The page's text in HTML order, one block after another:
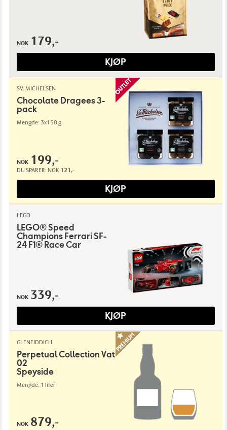
NOK 179,-
KJØP
SV. MICHELSEN
Chocolate Dragees 3-
pack
Mengde: 3x150 g
NOK 199,-
DU SPARER: NOK 121,-
KJØP
LEGO
LEGO® Speed
Champions Ferrari SF-
24 F1® Race Car
NOK 339,-
KJØP
GLENFIDDICH
Perpetual Collection Vat
02
Speyside
Mengde: 1 liter
NOK 879,-